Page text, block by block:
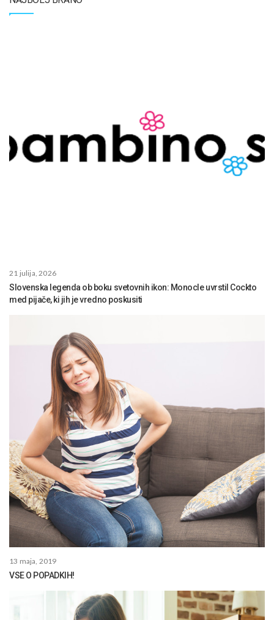
21 julija, 2026
Slovenska legenda ob boku svetovnih ikon: Monocle uvrstil Cockto
med pijače, ki jih je vredno poskusiti
13 maja, 2019
VSE O POPADKIH!